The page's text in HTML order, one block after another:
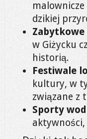
dzikiej
Zabytkowe
w Giżycku
historią.
Festiwale
kultury, w
związane z
Sporty